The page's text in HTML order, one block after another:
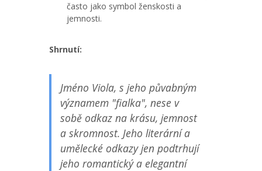
často jako symbol ženskosti a
jemnosti.
Shrnutí:
Jméno Viola, s jeho půvabným
významem "fialka", nese v
sobě odkaz na krásu, jemnost
a skromnost. Jeho literární a
umělecké odkazy jen podtrhují
jeho romantický a elegantní